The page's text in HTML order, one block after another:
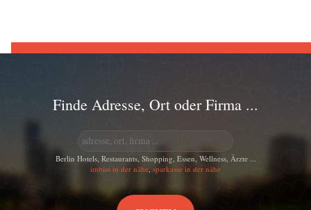
Finde Adresse, Ort oder Firma ...
Berlin Hotels, Restaurants, Shopping, Essen, Wellness, Ärzte ...
imbiss in der nähe, sparkasse in der nähe